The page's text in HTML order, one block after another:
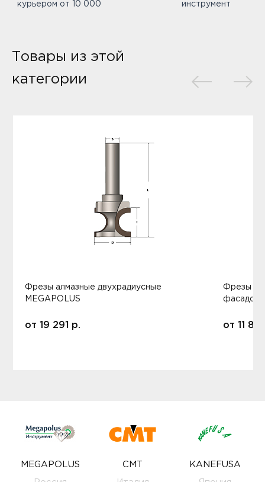
курьером от 10 000
инструмент
Товары из этой
категории
Фрезы алмазные двухрадиусные
MEGAPOLUS
от 19 291 р.
Фрезы
фасадов
от 11
MEGAPOLUS CMT KANEFUSA